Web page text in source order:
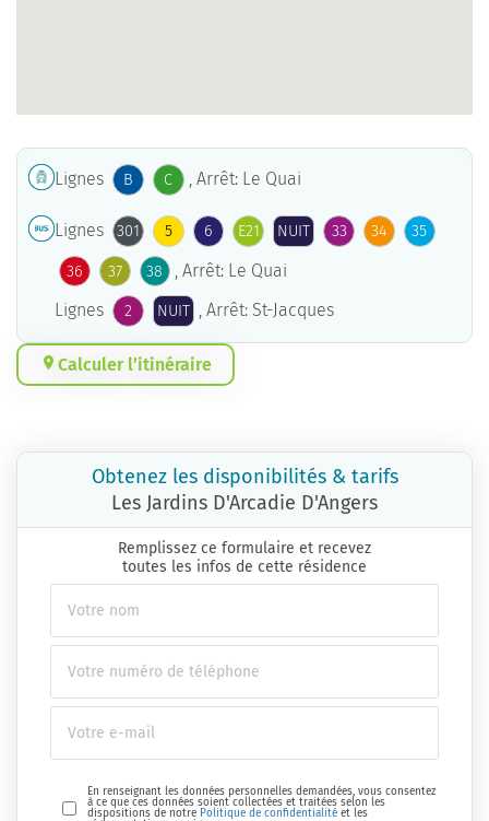
Lignes B C , Arrêt: Le Quai
Lignes 301 5 6 E21 NUIT 33 34 35
36 37 38
, Arrêt: Le Quai
Lignes
2 NUIT , Arrêt: St-Jacques
Calculer l’itinéraire
Obtenez les disponibilités & tarifs
Les Jardins D'Arcadie D'Angers
Remplissez ce formulaire et recevez
toutes les infos de cette résidence
En renseignant les données personnelles demandées, vous consentez
à ce que ces données soient collectées et traitées selon les
dispositions de notre Politique de confidentialité et les